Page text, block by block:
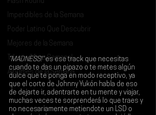
Imperdibles de la Semana
Poder Latino Que Descubrir
Mejores de la Semana
Talento Mexa Semanal
Álbumes de la Semana
“MADNESS!” es ese track que necesitas
cuando te das un pipazo o te metes algún
dulce que te ponga en modo receptivo, ya
que el corte de Johnny Yukón habla de eso
de dejarte ir, adentrarte en tu mente y viajar,
muchas veces te sorprenderá lo que traes y
no necesariamente metiendote un LSD o